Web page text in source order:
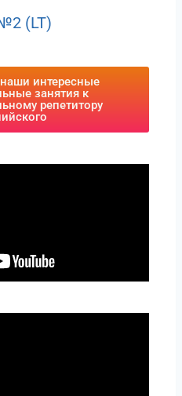
(LT)
интересные
занятия к
репетитору